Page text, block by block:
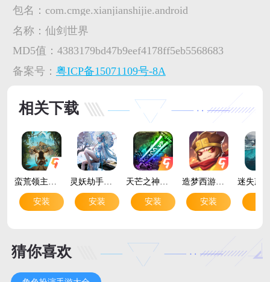
包名： com.cmge.xianjianshijie.android
名称： 仙剑世界
MD5值： 4383179bd47b9eef4178ff5eb5568683
备案号： 粤ICP备15071109号-8A
相关下载
蛮荒领主手游官方版v1.0.7 安卓版
安装
灵妖劫手游官方正版v2.1 安卓版
安装
天芒之神手游官方版v1.0.3 安卓版
安装
造梦西游之黎尤浩劫篇官方版v1.1.0 安卓版
安装
猜你喜欢